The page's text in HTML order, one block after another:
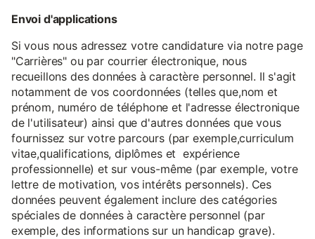
Envoi d'applications
Si vous nous adressez votre candidature via notre page
"Carrières" ou par courrier électronique, nous
recueillons des données à caractère personnel. Il s'agit
notamment de vos coordonnées (telles que,nom et
prénom, numéro de téléphone et l'adresse électronique
de l'utilisateur) ainsi que d'autres données que vous
fournissez sur votre parcours (par exemple,curriculum
vitae,qualifications, diplômes et expérience
professionnelle) et sur vous-même (par exemple, votre
lettre de motivation, vos intérêts personnels). Ces
données peuvent également inclure des catégories
spéciales de données à caractère personnel (par
exemple, des informations sur un handicap grave).